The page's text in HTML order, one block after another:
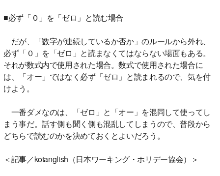
■必ず「０」を「ゼロ」と読む場合
だが、「数字が連続しているか否か」のルールから外れ、
必ず「０」を「ゼロ」と読まなくてはならない場面もある。
それが数式内で使用された場合。数式で使用された場合に
は、「オー」ではなく必ず「ゼロ」と読まれるので、気を付
けよう。
一番ダメなのは、「ゼロ」と「オー」を混同して使ってし
まう事だ。話す側も聞く側も混乱してしまうので、普段から
どちらで読むのかを決めておくとよいだろう。
＜記事／kotanglish（日本ワーキング・ホリデー協会）＞